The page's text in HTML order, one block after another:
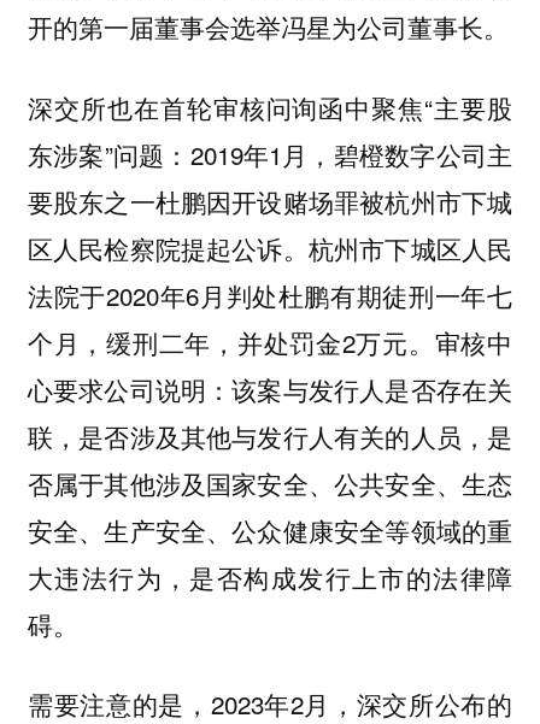
开的第一届董事会选举冯星为公司董事长。
深交所也在首轮审核问询函中聚焦“主要股
东涉案”问题：2019年1月，碧橙数字公司主
要股东之一杜鹏因开设赌场罪被杭州市下城
区人民检察院提起公诉。杭州市下城区人民
法院于2020年6月判处杜鹏有期徒刑一年七
个月，缓刑二年，并处罚金2万元。审核中
心要求公司说明：该案与发行人是否存在关
联，是否涉及其他与发行人有关的人员，是
否属于其他涉及国家安全、公共安全、生态
安全、生产安全、公众健康安全等领域的重
大违法行为，是否构成发行上市的法律障
碍。
需要注意的是，2023年2月，深交所公布的